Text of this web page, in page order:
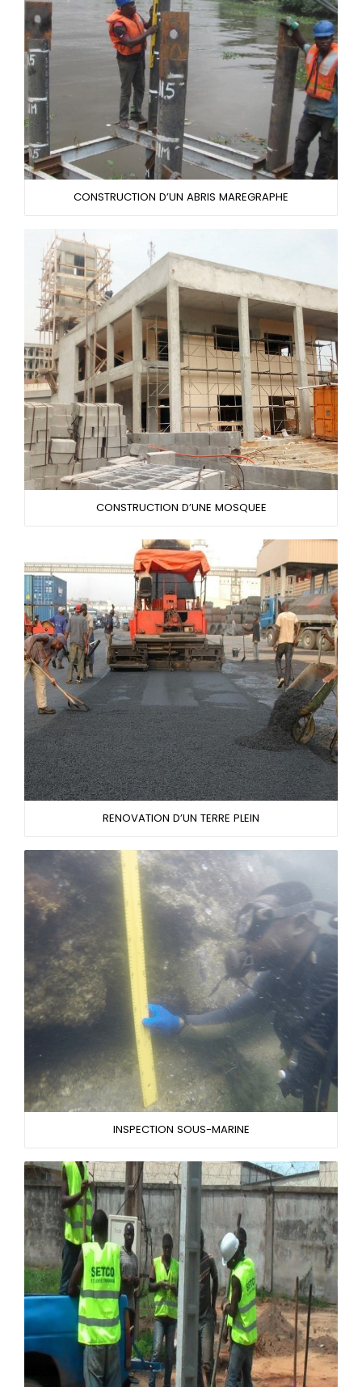
CONSTRUCTION D’UN ABRIS MAREGRAPHE
CONSTRUCTION D’UNE MOSQUEE
RENOVATION D’UN TERRE PLEIN
INSPECTION SOUS-MARINE